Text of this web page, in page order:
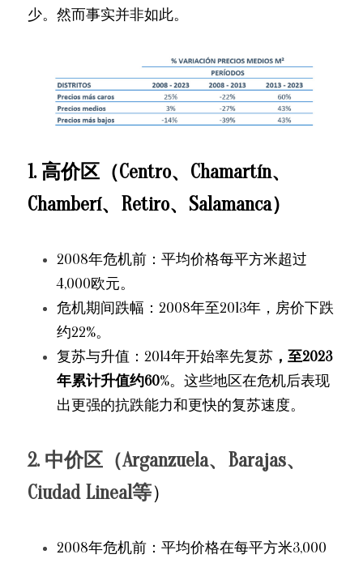
少。然而事实并非如此。
1. 高价区（Centro、Chamartín、
Chamberí、Retiro、Salamanca）
2008年危机前：平均价格每平方米超过
4,000欧元。
危机期间跌幅：2008年至2013年，房价下跌
约22%。
复苏与升值：2014年开始率先复苏 ，至2023
年累计升值约60%。这些地区在危机后表现
出更强的抗跌能力和更快的复苏速度。
2. 中价区（Arganzuela、Barajas、
Ciudad Lineal等）
2008年危机前：平均价格在每平方米3,000